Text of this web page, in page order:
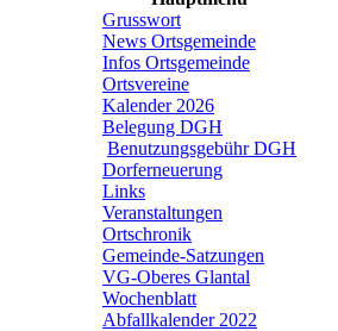
Grusswort
News Ortsgemeinde
Infos Ortsgemeinde
Ortsvereine
Kalender 2026
Belegung DGH
Benutzungsgebühr DGH
Dorferneuerung
Links
Veranstaltungen
Ortschronik
Gemeinde-Satzungen
VG-Oberes Glantal
Wochenblatt
Abfallkalender 2022